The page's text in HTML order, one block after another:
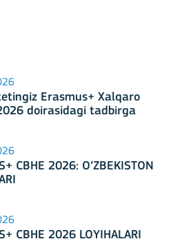
Erasmus+ Xalqaro
doirasidagi tadbirga
CBHE 2026: O‘ZBEKISTON
CBHE 2026 LOYIHALARI